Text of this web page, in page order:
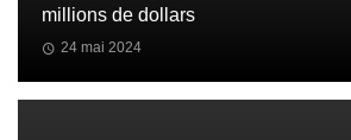
millions de dollars
24 mai 2024